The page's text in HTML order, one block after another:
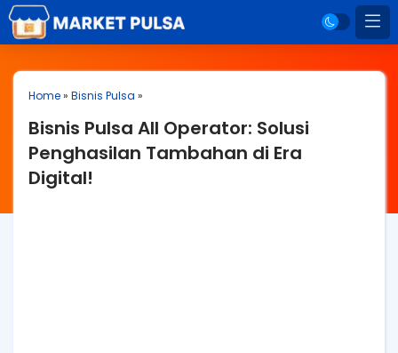
Home» Bisnis Pulsa »
Bisnis Pulsa All Operator: Solusi
Penghasilan Tambahan di Era
Digital!